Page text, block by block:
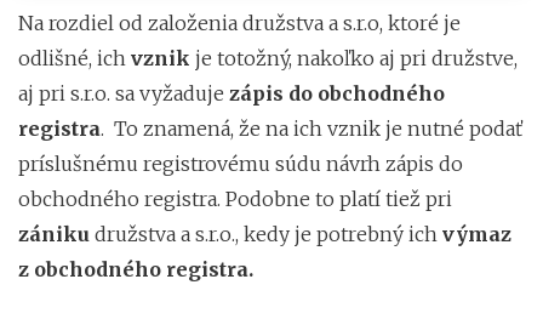
Na rozdiel od založenia družstva a s.r.o, ktoré je
odlišné, ich vznik je totožný, nakoľko aj pri družstve,
aj pri s.r.o. sa vyžaduje zápis do obchodného
registra. To znamená, že na ich vznik je nutné podať
príslušnému registrovému súdu návrh zápis do
obchodného registra. Podobne to platí tiež pri
zániku družstva a s.r.o., kedy je potrebný ich výmaz
z obchodného registra.